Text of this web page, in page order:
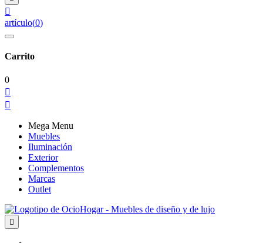

artículo(0)
Carrito
0


Mega Menu
Muebles
Iluminación
Exterior
Complementos
Marcas
Outlet
